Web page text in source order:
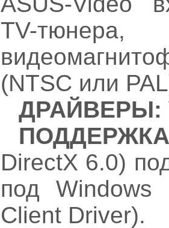
TV-
(NTSC или
ДРАЙВЕРЫ:
DirectX 6.0)
под Windows
Client Driver).